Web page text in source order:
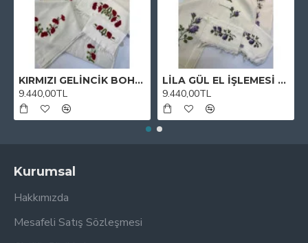
KIRMIZI GELİNCİK BOHÇA TAKIMI
9.440,00TL
LİLA GÜL EL İŞLEMESİ BOHÇA TAKIMI
9.440,00TL
Kurumsal
Hakkımızda
Mesafeli Satış Sözleşmesi